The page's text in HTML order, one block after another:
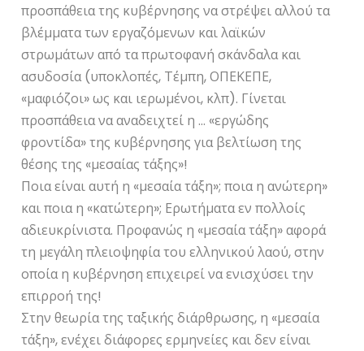
προσπάθεια της κυβέρνησης να στρέψει αλλού τα
βλέμματα των εργαζόμενων και λαϊκών
στρωμάτων από τα πρωτοφανή σκάνδαλα και
ασυδοσία (υποκλοπές, Τέμπη, ΟΠΕΚΕΠΕ,
«μαφιόζοι» ως και ιερωμένοι, κλπ). Γίνεται
προσπάθεια να αναδειχτεί η … «εργώδης
φροντίδα» της κυβέρνησης για βελτίωση της
θέσης της «μεσαίας τάξης»!
Ποια είναι αυτή η «μεσαία τάξη»; ποια η ανώτερη»
και ποια η «κατώτερη»; Ερωτήματα εν πολλοίς
αδιευκρίνιστα. Προφανώς η «μεσαία τάξη» αφορά
τη μεγάλη πλειοψηφία του ελληνικού λαού, στην
οποία η κυβέρνηση επιχειρεί να ενισχύσει την
επιρροή της!
Στην θεωρία της ταξικής διάρθρωσης, η «μεσαία
τάξη», ενέχει διάφορες ερμηνείες και δεν είναι